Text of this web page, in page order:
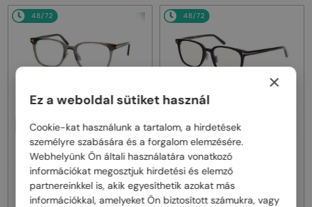
48/72
25 000 FT
— Optikai keretek
TF5998-K-B - 020 - 51 - KÉK-IBOLYA
FÉNYT SZŰRŐ LENCSÉKKEL
48/72
25 000 FT
—
IBOLYA FÉNYT SZŰRŐ
LENCSÉKKEL
×
Ez a weboldal sütiket használ
Cookie-kat használunk a tartalom, a hirdetések
személyre szabására és a forgalom elemzésére.
Webhelyünk Ön általi használatára vonatkozó
információkat megosztjuk hirdetési és elemző
partnereinkkel is, akik egyesíthetik azokat más
információkkal, amelyeket Ön biztosított számukra, vagy